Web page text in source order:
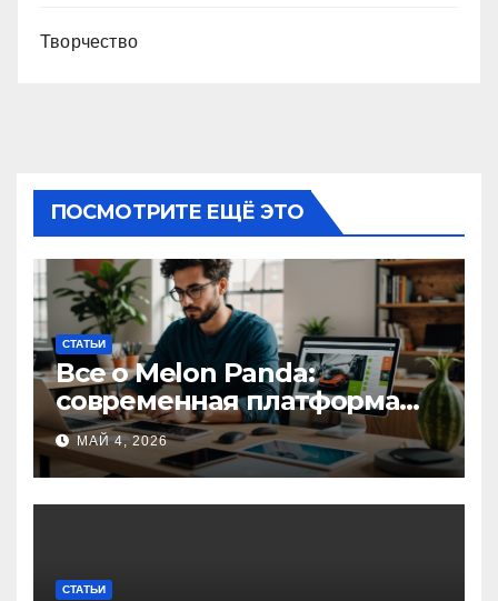
Творчество
ПОСМОТРИТЕ ЕЩЁ ЭТО
СТАТЬИ
Все о Melon Panda:
современная платформа
для творческих
профессионалов и
любителей
МАЙ 4, 2026
СТАТЬИ